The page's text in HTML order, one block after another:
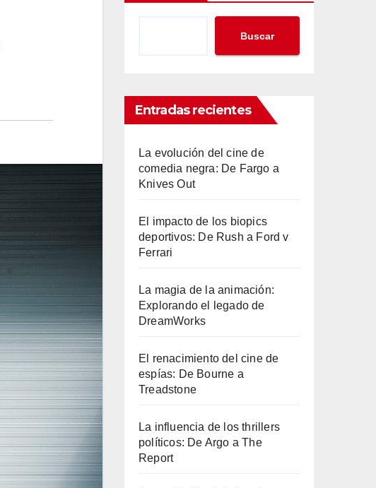
Buscar
Entradas recientes
La evolución del cine de
comedia negra: De Fargo a
Knives Out
El impacto de los biopics
deportivos: De Rush a Ford v
Ferrari
La magia de la animación:
Explorando el legado de
DreamWorks
El renacimiento del cine de
espías: De Bourne a
Treadstone
La influencia de los thrillers
políticos: De Argo a The
Report